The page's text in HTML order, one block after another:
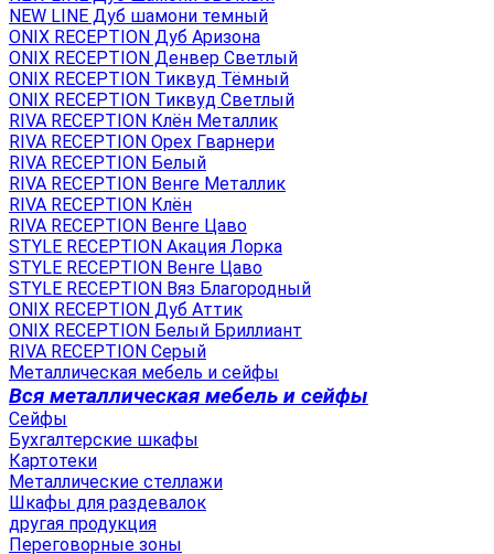
NEW LINE Дуб шамони темный
ONIX RECEPTION Дуб Аризона
ONIX RECEPTION Денвер Светлый
ONIX RECEPTION Тиквуд Тёмный
ONIX RECEPTION Тиквуд Светлый
RIVA RECEPTION Клён Металлик
RIVA RECEPTION Орех Гварнери
RIVA RECEPTION Белый
RIVA RECEPTION Венге Металлик
RIVA RECEPTION Клён
RIVA RECEPTION Венге Цаво
STYLE RECEPTION Акация Лорка
STYLE RECEPTION Венге Цаво
STYLE RECEPTION Вяз Благородный
ONIX RECEPTION Дуб Аттик
ONIX RECEPTION Белый Бриллиант
RIVA RECEPTION Серый
Металлическая мебель и сейфы
Вся металлическая мебель и сейфы
Сейфы
Бухгалтерские шкафы
Картотеки
Металлические стеллажи
Шкафы для раздевалок
другая продукция
Переговорные зоны